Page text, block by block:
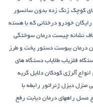
کوچک زنگ زده بدون سانسور
خودرو درختانی که با هسته
نشانه چیست درمان سوختگی
درمان یبوست دستور پخت و طرز
فلزیاب طلایاب دستگاه‌ های
انواع آلرژی کودکان دلایل گریه
منزل دیزل ژنراتور رابطه با
عسل راههای درمان دیابت رفع